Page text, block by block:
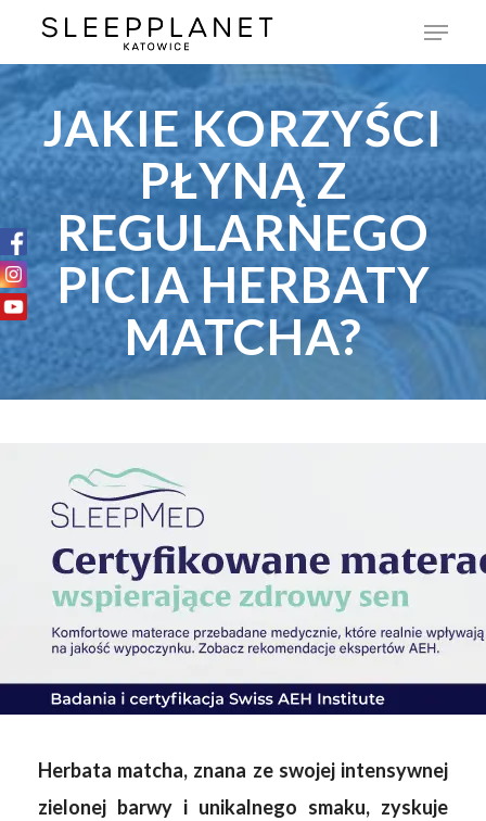
JAKIE KORZYŚCI
PŁYNĄ Z
REGULARNEGO
PICIA HERBATY
MATCHA?
Herbata matcha, znana ze swojej intensywnej
zielonej barwy i unikalnego smaku, zyskuje